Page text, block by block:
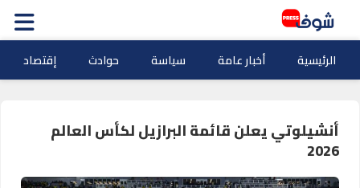
الرئيسية أخبار عامة سياسة حوادث إقتصاد
أنشيلوتي يعلن قائمة البرازيل لكأس العالم
2026